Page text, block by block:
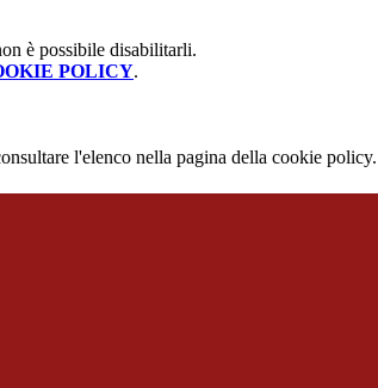
è possibile disabilitarli.
POLICY.
l'elenco nella pagina della cookie policy.